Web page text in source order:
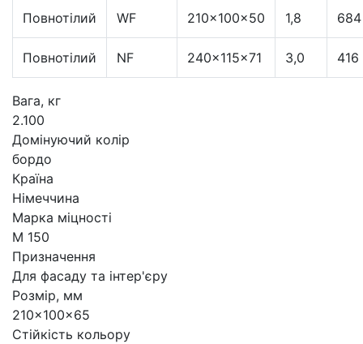
Повнотілий WF 210×100×50 1,8 684
Повнотілий NF 240×115×71 3,0 416
Вага, кг
2.100
Домінуючий колір
бордо
Країна
Німеччина
Марка міцності
М 150
Призначення
Для фасаду та інтер'єру
Розмір, мм
210x100x65
Стійкість кольору